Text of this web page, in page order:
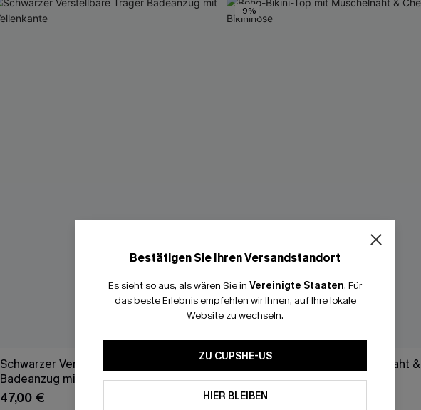
Schwarzer Verstellbare Träger
Badeanzug mit Wellenkante
47,00 €
-9%
Boho-Bikini-Top mit Muschelnaht &
Cheeky Bikinihose
39,00 €
Bestätigen Sie Ihren Versandstandort
Es sieht so aus, als wären Sie in Vereinigte Staaten. Für
das beste Erlebnis empfehlen wir Ihnen, auf Ihre lokale
Website zu wechseln.
ZU CUPSHE-US
HIER BLEIBEN